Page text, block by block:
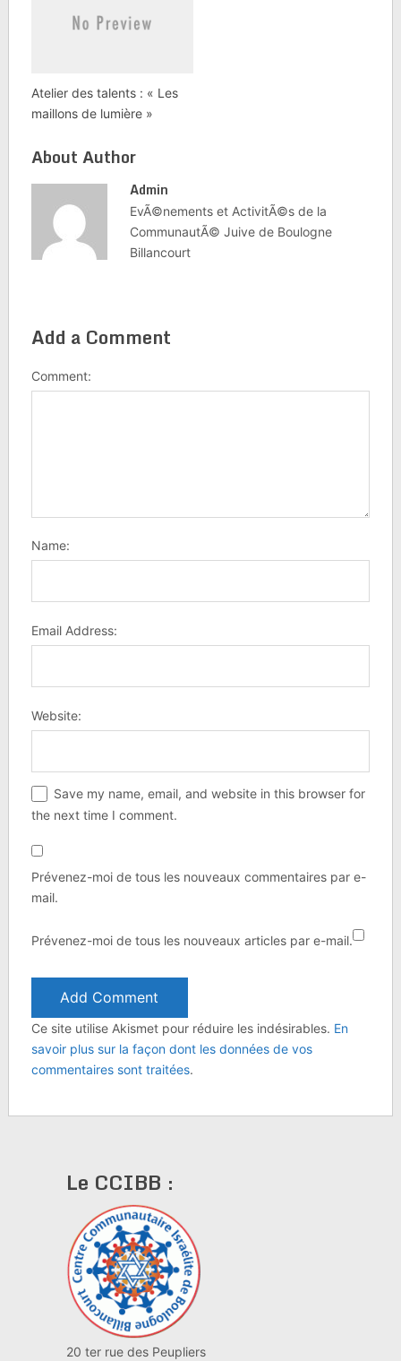
Atelier des talents : « Les
maillons de lumière »
About Author
Admin
EvÃ©nements et ActivitÃ©s de la
CommunautÃ© Juive de Boulogne
Billancourt
Add a Comment
Comment:
Name:
Email Address:
Website:
Save my name, email, and website in this browser for
the next time I comment.
Prévenez-moi de tous les nouveaux commentaires par e-
mail.
Prévenez-moi de tous les nouveaux articles par e-mail.
Ce site utilise Akismet pour réduire les indésirables. En
savoir plus sur la façon dont les données de vos
commentaires sont traitées.
Le CCIBB :
20 ter rue des Peupliers